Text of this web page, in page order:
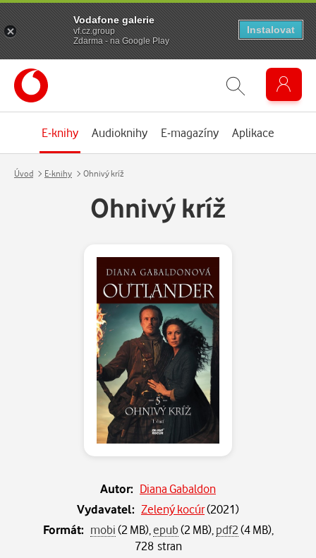
E-knihy Audioknihy E-magazíny Aplikace
Úvod E-knihy Ohnivý kríž
Ohnivý kríž
Autor: Diana Gabaldon
Vydavatel: Zelený kocúr(2021)
Formát: mobi(2 MB), epub(2 MB), pdf2(4 MB),
728 stran
Vodafone galerie
vf.cz.group
Zdarma - na Google Play
Instalovat